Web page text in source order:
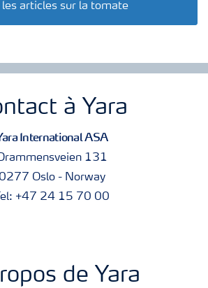
les articles sur la tomate
à Yara
International ASA
131
0277 Oslo - Norway
Tel: +47 24 15 70 00
de Yara